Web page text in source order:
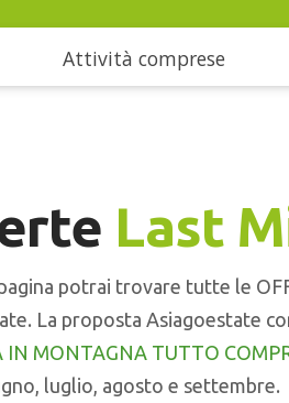
Attività comprese
Last
potrai trovare tutte le
La proposta Asiagoestate
IN MONTAGNA TUTTO
luglio, agosto e settembre.